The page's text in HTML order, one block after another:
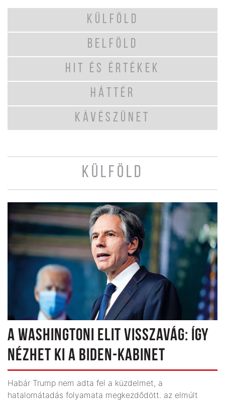
KÜLFÖLD
BELFÖLD
HIT ÉS ÉRTÉKEK
HÁTTÉR
KÁVÉSZÜNET
KÜLFÖLD
A WASHINGTONI ELIT VISSZAVÁG: ÍGY
NÉZHET KI A BIDEN-KABINET
Habár Trump nem adta fel a küzdelmet, a
hatalomátadás folyamata megkezdődött. az elmúlt